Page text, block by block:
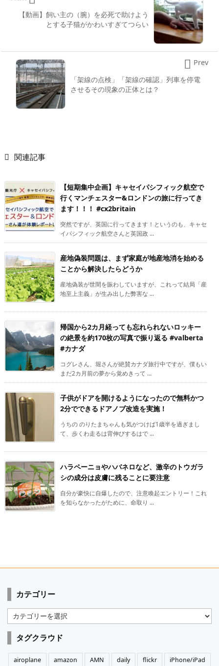
【動画】飼い主の（腕）を必死で助けよう
とする子猫がかわいすぎてつらい
「架線の点検」「架線の確認」列車を停電
させるその現象の正体とは？
 Prev
 関連記事
【短期集中企画】キャセイパシフィック航空で
行くマンチェスター&ロンドンの旅に行ってき
ます！！！ #cx2britain
突然ですが、英国に行ってきます！というのも、キャセ
イパシフィック航空さんと英国政 ...
産地偽装問題は、まず家庭が地産地消を始める
ことから解決したらどうか
産地偽装が世間を賑わしていますが、これって結局「産
地至上主義」が生み出した弊害な ...
帰国から2カ月経っても忘れられないロッキー
の絶景を約170枚の写真で振り返る #valberta
#カナダ
コグレさん、堀さんが絶賛カナダ旅行中ですが、僕もい
まだ2カ月前の夢から覚めきって ...
子供がドアを開けるようになったので無料かつ
2分でできるドアノブ改造を実施！
うちの のりたまちゃんも気がつけば1歳半を過ぎまし
て、歩くわ走るは背伸びするはで ...
ハラペーニョやハバネロなど、激辛のトウガラ
シの成分は皮膚に残ることに要注意
自分が豪快に自爆したので、注意喚起エントリー！これ
を知らなかったがために、命取り ...
カテゴリー
カ
テ
ゴ
リ
ー
タグクラウド
airoplane amazon AMN daily flickr
iPhone/iPad